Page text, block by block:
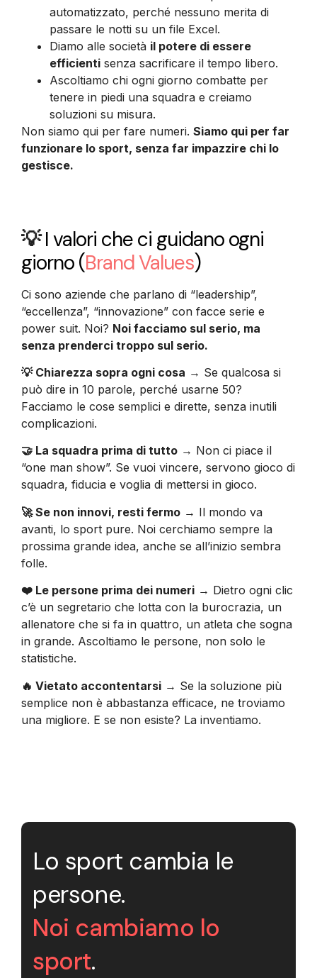
automatizzato, perché nessuno merita di
passare le notti su un file Excel.
Diamo alle società il potere di essere
efficienti senza sacrificare il tempo libero.
Ascoltiamo chi ogni giorno combatte per
tenere in piedi una squadra e creiamo
soluzioni su misura.
Non siamo qui per fare numeri. Siamo qui per far
funzionare lo sport, senza far impazzire chi lo
gestisce.
💡I valori che ci guidano ogni
giorno(Brand Values)
Ci sono aziende che parlano di “leadership”,
“eccellenza”, “innovazione” con facce serie e
power suit. Noi? Noi facciamo sul serio, ma
senza prenderci troppo sul serio.
💡 Chiarezza sopra ogni cosa → Se qualcosa si
può dire in 10 parole, perché usarne 50?
Facciamo le cose semplici e dirette, senza inutili
complicazioni.
🤝 La squadra prima di tutto → Non ci piace il
“one man show”. Se vuoi vincere, servono gioco di
squadra, fiducia e voglia di mettersi in gioco.
🚀 Se non innovi, resti fermo → Il mondo va
avanti, lo sport pure. Noi cerchiamo sempre la
prossima grande idea, anche se all’inizio sembra
folle.
❤️ Le persone prima dei numeri → Dietro ogni clic
c’è un segretario che lotta con la burocrazia, un
allenatore che si fa in quattro, un atleta che sogna
in grande. Ascoltiamo le persone, non solo le
statistiche.
🔥 Vietato accontentarsi → Se la soluzione più
semplice non è abbastanza efficace, ne troviamo
una migliore. E se non esiste? La inventiamo.
Lo sport cambia le
persone.
Noi cambiamo lo
sport.